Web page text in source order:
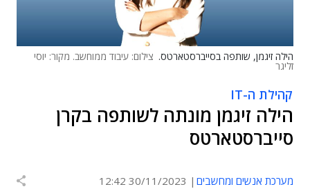
הילה זיגמן, שותפה בסייברסטארטס. צילום: עיבוד ממוחשב. מקור: יוסי
זליגר
קהילת ה-IT
הילה זיגמן מונתה לשותפה בקרן
סייברסטארטס
מערכת אנשים ומחשבים 30/11/2023 12:42